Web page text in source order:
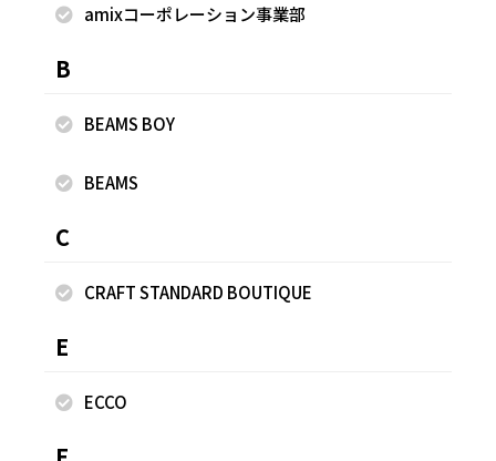
amixコーポレーション事業部
B
BEAMS BOY
BEAMS
C
CRAFT STANDARD BOUTIQUE
E
ECCO
StaffyはLINEヤフー株式会社の協力のもと、STAFF STARTを運営する株式会